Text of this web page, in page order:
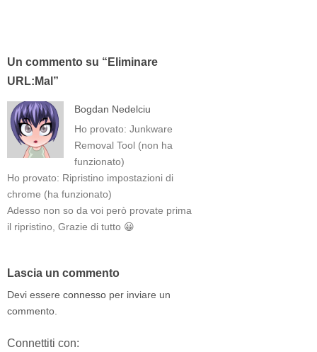
Un commento su “ Eliminare
URL:Mal ”
Bogdan Nedelciu
Ho provato: Junkware
Removal Tool (non ha
funzionato)
Ho provato: Ripristino impostazioni di
chrome (ha funzionato)
Adesso non so da voi però provate prima
il ripristino, Grazie di tutto 😀
Lascia un commento
Devi essere connesso per inviare un
commento.
Connettiti con: